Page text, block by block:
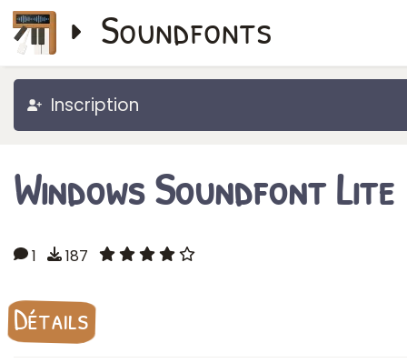
Soundfonts
Inscription
Windows Soundfont Lite
1 187
Détails